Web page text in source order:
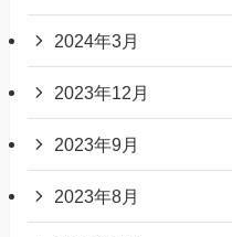
2024年3月
2023年12月
2023年9月
2023年8月